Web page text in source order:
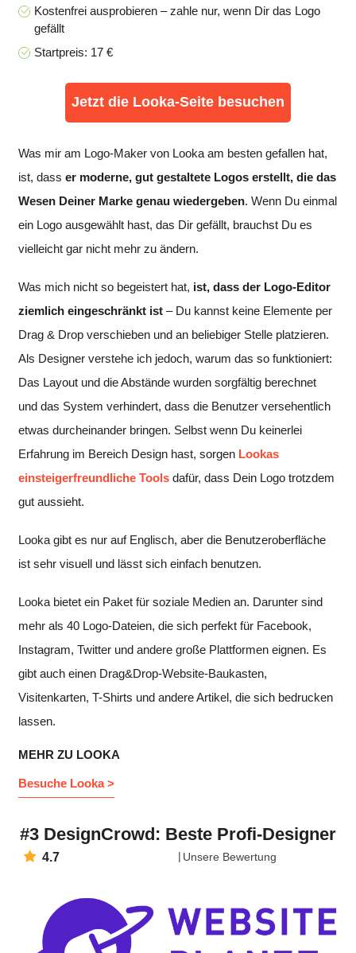
Kostenfrei ausprobieren – zahle nur, wenn Dir das Logo
gefällt
Startpreis: 17 €
Jetzt die Looka-Seite besuchen
Was mir am Logo-Maker von Looka am besten gefallen hat,
ist, dass er moderne, gut gestaltete Logos erstellt, die das
Wesen Deiner Marke genau wiedergeben. Wenn Du einmal
ein Logo ausgewählt hast, das Dir gefällt, brauchst Du es
vielleicht gar nicht mehr zu ändern.
Was mich nicht so begeistert hat, ist, dass der Logo-Editor
ziemlich eingeschränkt ist – Du kannst keine Elemente per
Drag & Drop verschieben und an beliebiger Stelle platzieren.
Als Designer verstehe ich jedoch, warum das so funktioniert:
Das Layout und die Abstände wurden sorgfältig berechnet
und das System verhindert, dass die Benutzer versehentlich
etwas durcheinander bringen. Selbst wenn Du keinerlei
Erfahrung im Bereich Design hast, sorgen Lookas
einsteigerfreundliche Tools dafür, dass Dein Logo trotzdem
gut aussieht.
Looka gibt es nur auf Englisch, aber die Benutzeroberfläche
ist sehr visuell und lässt sich einfach benutzen.
Looka bietet ein Paket für soziale Medien an. Darunter sind
mehr als 40 Logo-Dateien, die sich perfekt für Facebook,
Instagram, Twitter und andere große Plattformen eignen. Es
gibt auch einen Drag&Drop-Website-Baukasten,
Visitenkarten, T-Shirts und andere Artikel, die sich bedrucken
lassen.
MEHR ZU LOOKA
Besuche Looka >
#3 DesignCrowd: Beste Profi-Designer
4.7 Unsere Bewertung